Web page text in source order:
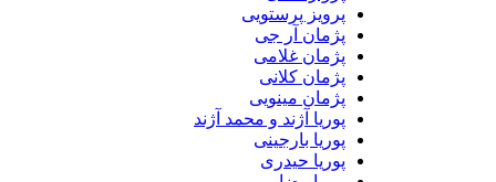
پرویز پرستویی
پژمان آر جی
پژمان غلامی
پژمان کلانی
پژمان مینویی
پوریا آژند و محمد آژند
پوریا بارجینی
پوریا حیدری